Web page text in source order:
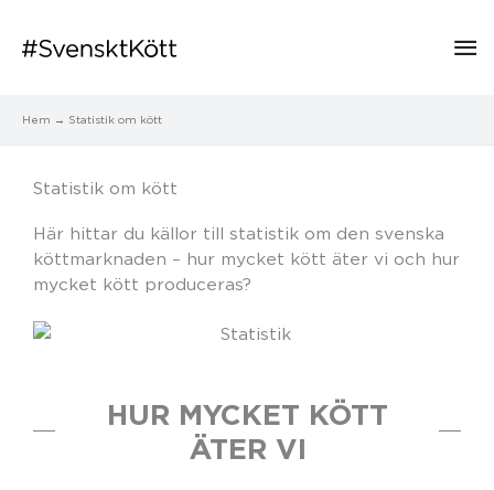
Hem Statistik om kött
Statistik om kött
Här hittar du källor till statistik om den svenska
köttmarknaden – hur mycket kött äter vi och hur
mycket kött produceras?
HUR MYCKET KÖTT
ÄTER VI